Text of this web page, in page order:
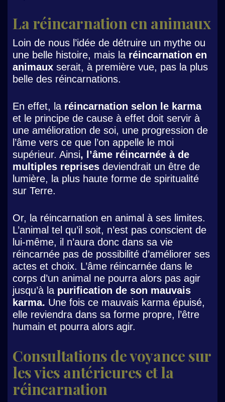
La réincarnation en animaux
Loin de nous l’idée de détruire un mythe ou
une belle histoire, mais la réincarnation en
animaux serait, à première vue, pas la plus
belle des réincarnations.
En effet, la réincarnation selon le karma
et le principe de cause à effet doit servir à
une amélioration de soi, une progression de
l’âme vers ce que l’on appelle le moi
supérieur. Ainsi, l’âme réincarnée à de
multiples reprises deviendrait un être de
lumière, la plus haute forme de spiritualité
sur Terre.
Or, la réincarnation en animal à ses limites.
L’animal tel qu’il soit, n’est pas conscient de
lui-même, il n’aura donc dans sa vie
réincarnée pas de possibilité d’améliorer ses
actes et choix. L’âme réincarnée dans le
corps d’un animal ne pourra alors pas agir
jusqu’à la purification de son mauvais
karma. Une fois ce mauvais karma épuisé,
elle reviendra dans sa forme propre, l’être
humain et pourra alors agir.
Consultations de voyance sur
les vies antérieures et la
réincarnation